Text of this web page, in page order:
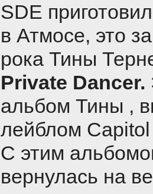
SDE
в Атмосе, это
рока Тины
Private Dancer.
альбом Тины ,
лейблом
С этим
вернулась на